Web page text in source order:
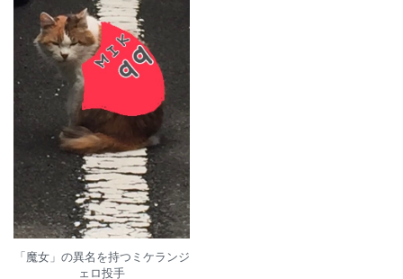
「魔女」の異名を持つミケランジ
ェロ投手